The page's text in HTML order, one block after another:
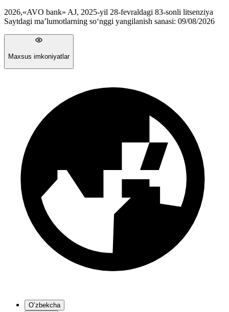
2026,«AVO bank» AJ, 2025-yil 28-fevraldagi 83-sonli litsenziya
Saytdagi ma’lumotlarning so‘nggi yangilanish sanasi: 09/08/2026
Maxsus imkoniyatlar
O’zbekcha